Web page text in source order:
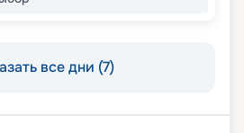
все дни (7)